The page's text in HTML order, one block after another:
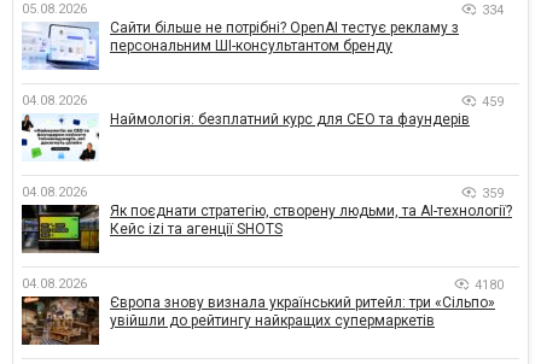
05.08.2026 334
Сайти більше не потрібні? OpenAI тестує рекламу з
персональним ШІ-консультантом бренду
04.08.2026 459
Наймологія: безплатний курс для CEO та фаундерів
04.08.2026 359
Як поєднати стратегію, створену людьми, та AI-технології?
Кейс izi та агенції SHOTS
04.08.2026 4180
Європа знову визнала український ритейл: три «Сільпо»
увійшли до рейтингу найкращих супермаркетів